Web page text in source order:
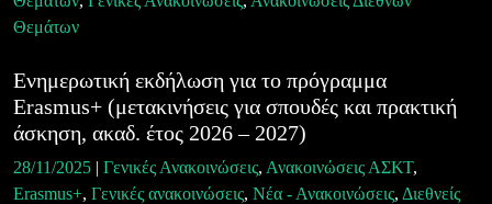
Θεμάτων
Ενημερωτική εκδήλωση για το πρόγραμμα
Erasmus+ (μετακινήσεις για σπουδές και πρακτική
άσκηση, ακαδ. έτος 2026 – 2027)
28/11/2025 | Γενικές Ανακοινώσεις, Ανακοινώσεις ΑΣΚΤ,
Erasmus+, Γενικές ανακοινώσεις, Νέα - Ανακοινώσεις, Διεθνείς